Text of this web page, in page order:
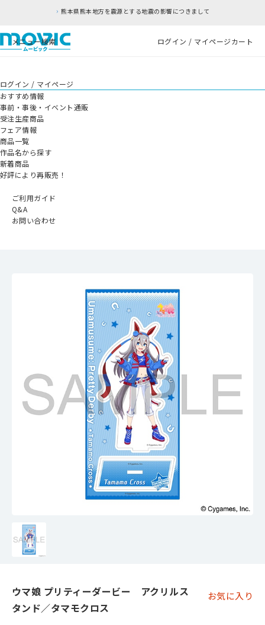
熊本県熊本地方を震源とする地震の影響につきまして
メニュー検索 ログイン / マイページカート
ログイン / マイページ
おすすめ情報
事前・事後・イベント通販
受注生産商品
フェア情報
商品一覧
作品名から探す
新着商品
好評により再販売！
ご利用ガイド
Q&A
お問い合わせ
ウマ娘 プリティーダービー アクリルス
タンド／タマモクロス
お気に入り